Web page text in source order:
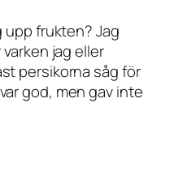
upp frukten? Jag
jag eller
persikorna såg för
god, men gav inte